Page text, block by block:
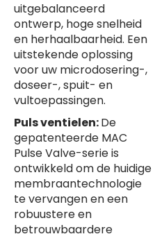
uitgebalanceerd
ontwerp, hoge snelheid
en herhaalbaarheid. Een
uitstekende oplossing
voor uw microdosering-,
doseer-, spuit- en
vultoepassingen.
Puls ventielen:De
gepatenteerde MAC
Pulse Valve-serie is
ontwikkeld om de huidige
membraantechnologie
te vervangen en een
robuustere en
betrouwbaardere